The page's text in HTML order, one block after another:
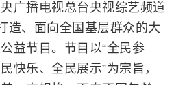
广播电视总台央视综艺频道
造、面向全国基层群众的大
益节目。节目以“全民参
快乐、全民展示”为宗旨，